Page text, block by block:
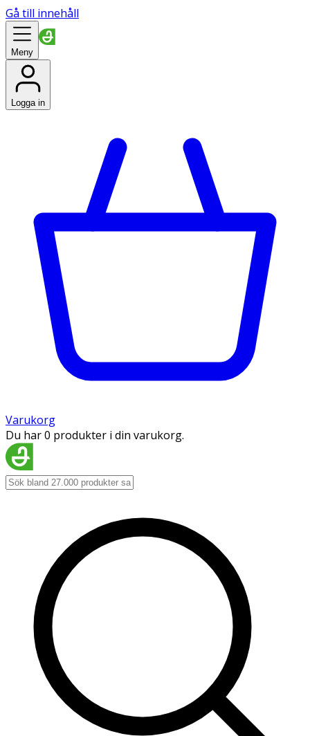
Gå till innehåll
Meny
Logga in
Varukorg
Du har 0 produkter i din varukorg.